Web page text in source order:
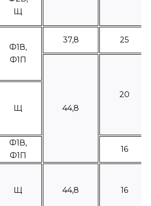
Щ
Ф1В,
Ф1П
37,8 25
44,8
20
Щ
Ф1В,
Ф1П
16
Щ 44,8 16